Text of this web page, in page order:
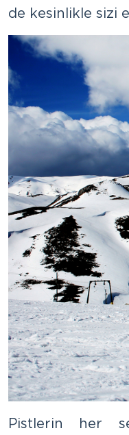
de kesinlikle sizi
Pistlerin her